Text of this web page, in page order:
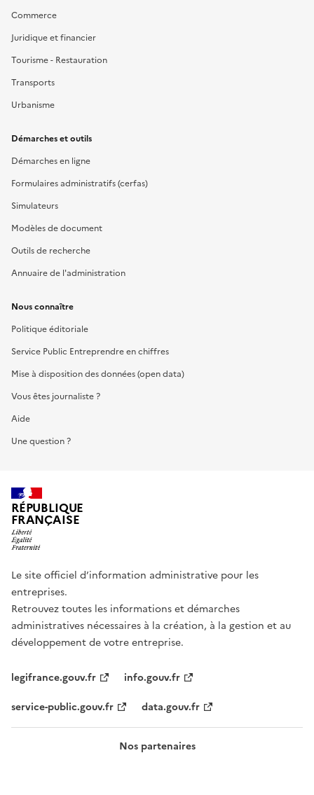
Commerce
Juridique et financier
Tourisme - Restauration
Transports
Urbanisme
Démarches et outils
Démarches en ligne
Formulaires administratifs (cerfas)
Simulateurs
Modèles de document
Outils de recherche
Annuaire de l'administration
Nous connaître
Politique éditoriale
Service Public Entreprendre en chiffres
Mise à disposition des données (open data)
Vous êtes journaliste ?
Aide
Une question ?
RÉPUBLIQUE
FRANÇAISE
Le site officiel d’information administrative pour les
entreprises.
Retrouvez toutes les informations et démarches
administratives nécessaires à la création, à la gestion et au
développement de votre entreprise.
legifrance.gouv.fr
info.gouv.fr
service-public.gouv.fr
data.gouv.fr
Nos partenaires